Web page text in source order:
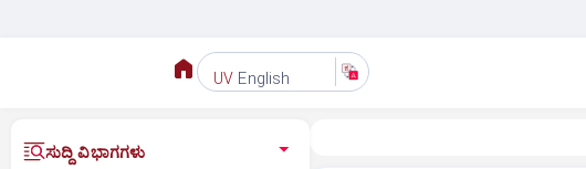
UV English
ಸುದ್ದಿ ವಿಭಾಗಗಳು